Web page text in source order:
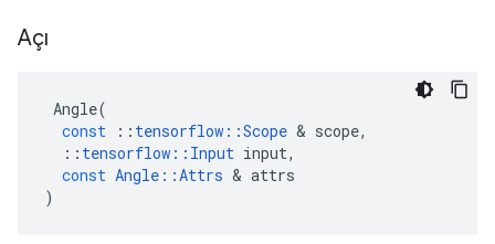
Açı
Angle(
const
:: tensorflow ::Scope & scope,
:: tensorflow :: Input input,
const Angle ::Attrs & attrs
)